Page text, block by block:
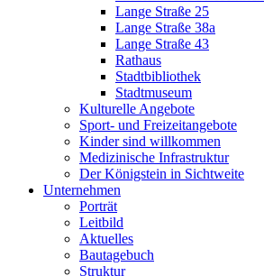
Lange Straße 25
Lange Straße 38a
Lange Straße 43
Rathaus
Stadtbibliothek
Stadtmuseum
Kulturelle Angebote
Sport- und Freizeitangebote
Kinder sind willkommen
Medizinische Infrastruktur
Der Königstein in Sichtweite
Unternehmen
Porträt
Leitbild
Aktuelles
Bautagebuch
Struktur